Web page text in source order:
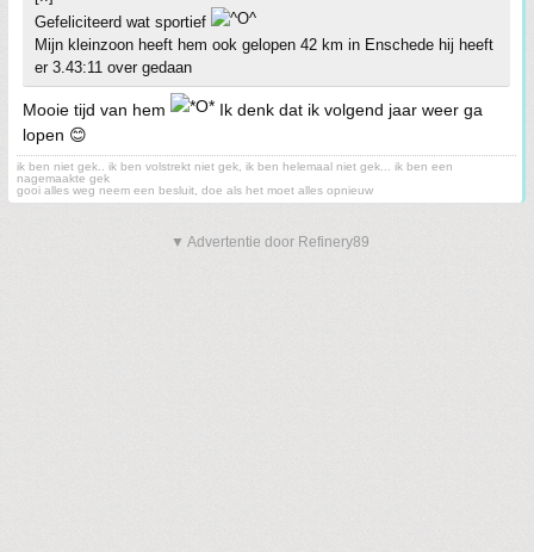
Gefeliciteerd wat sportief
Mijn kleinzoon heeft hem ook gelopen 42 km in Enschede hij heeft
er 3.43:11 over gedaan
Mooie tijd van hem
Ik denk dat ik volgend jaar weer ga
lopen 😊
ik ben niet gek.. ik ben volstrekt niet gek, ik ben helemaal niet gek... ik ben een
nagemaakte gek
gooi alles weg neem een besluit, doe als het moet alles opnieuw
▼ Advertentie door Refinery89